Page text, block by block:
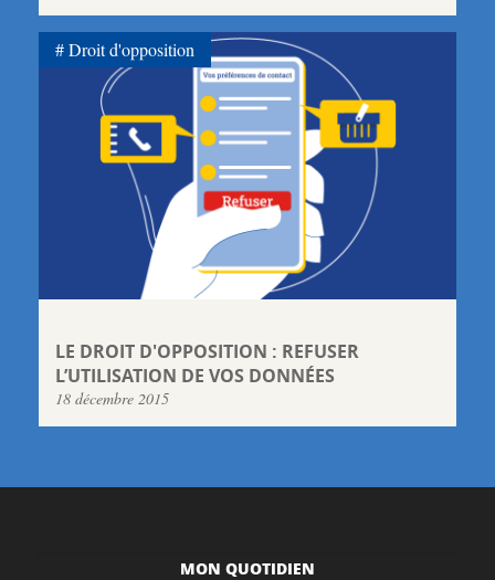
LE DROIT D'OPPOSITION : REFUSER
L’UTILISATION DE VOS DONNÉES
18 décembre 2015
Droit d'opposition
MON QUOTIDIEN